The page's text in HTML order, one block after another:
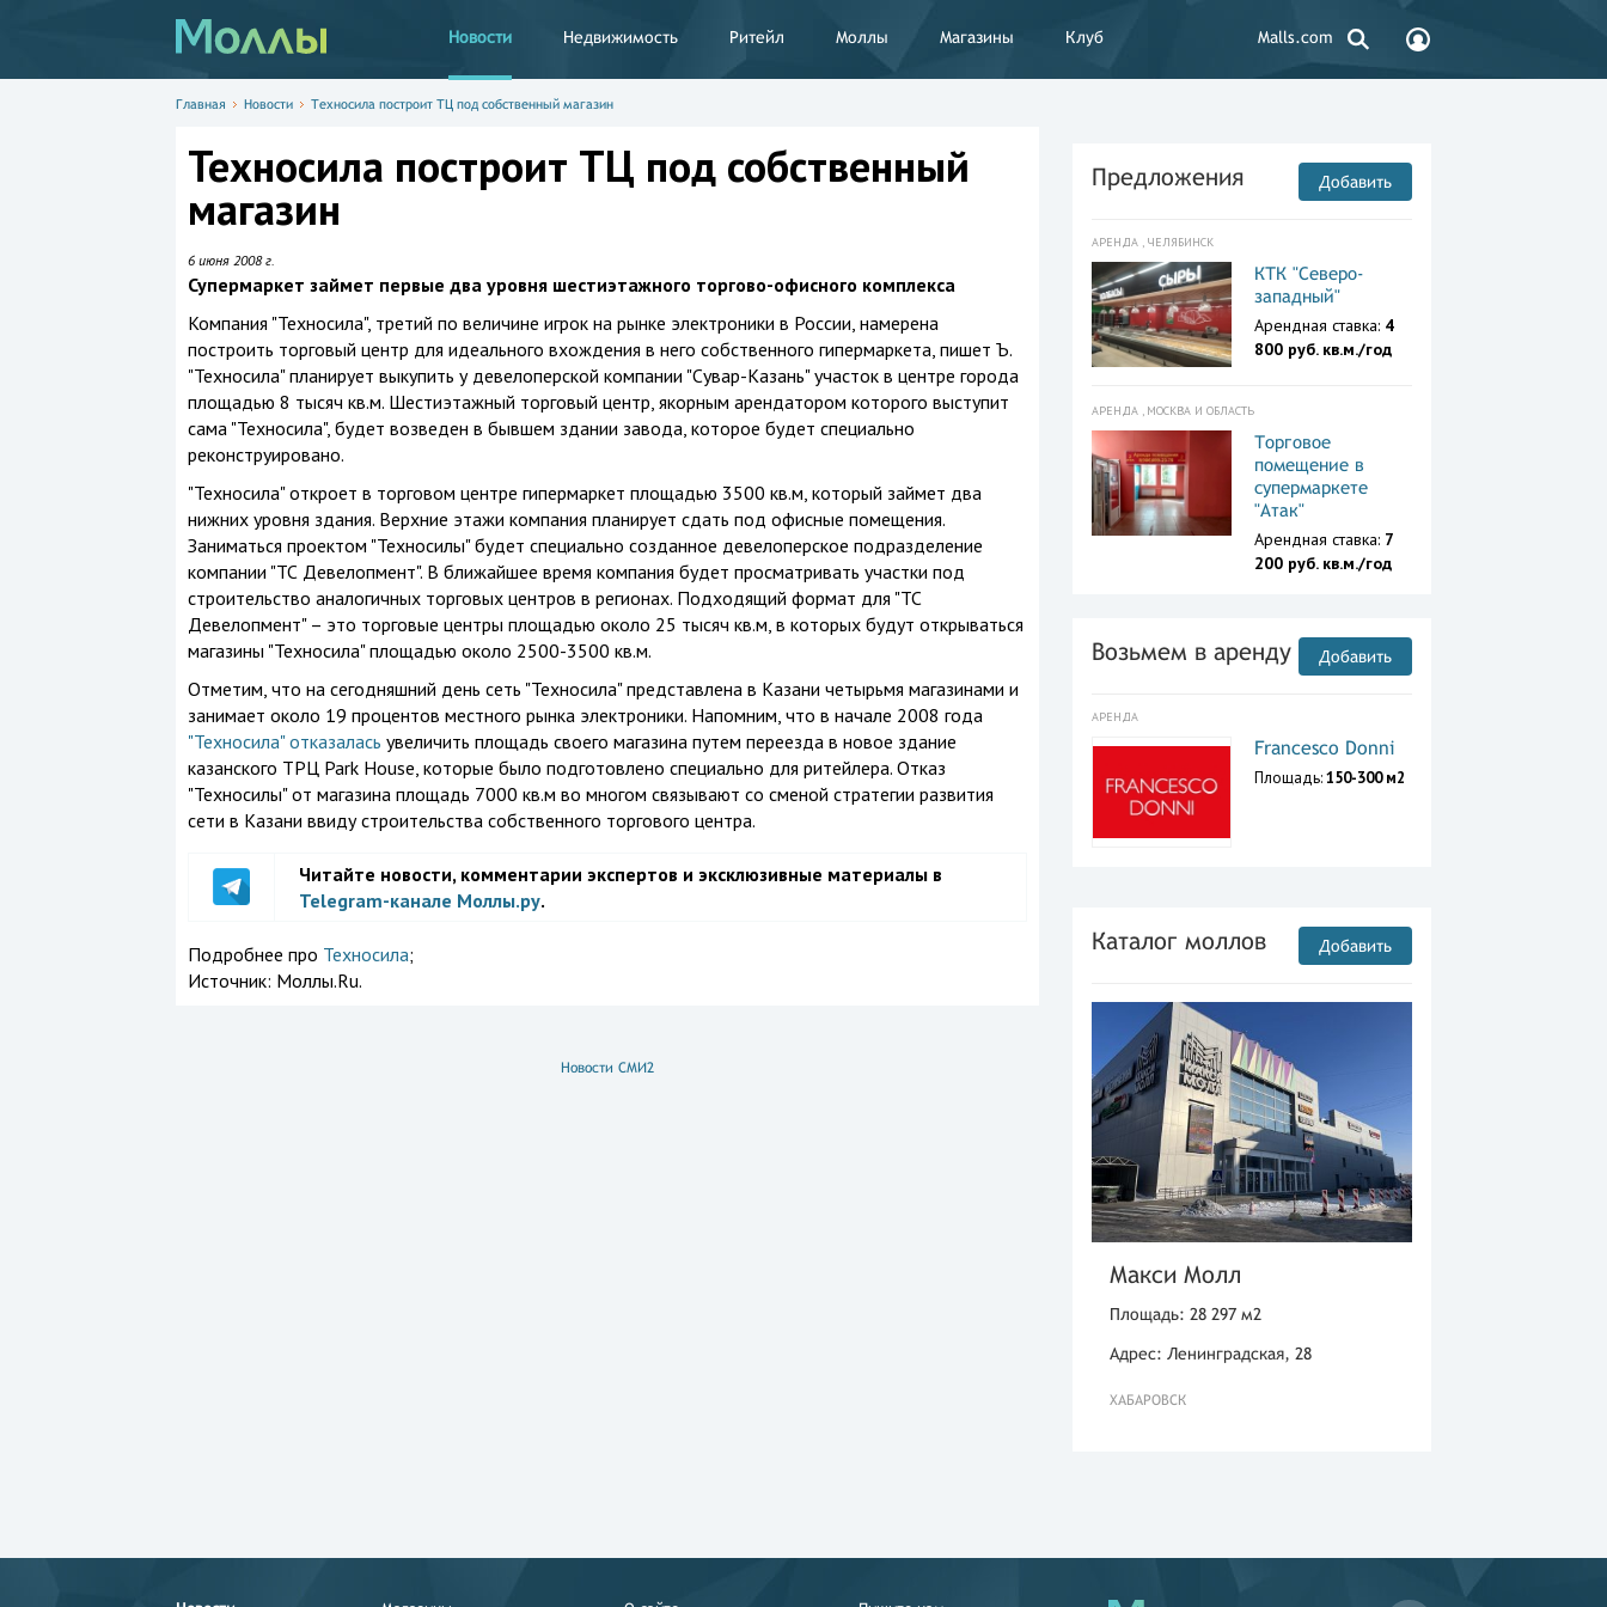
Новости Недвижимость Ритейл Моллы Магазины Клуб Malls.com
Главная Новости Техносила построит ТЦ под собственный магазин
Техносила построит ТЦ под собственный
магазин
6 июня 2008 г.
Супермаркет займет первые два уровня шестиэтажного торгово-офисного комплекса
Компания "Техносила", третий по величине игрок на рынке электроники в России, намерена
построить торговый центр для идеального вхождения в него собственного гипермаркета, пишет Ъ.
"Техносила" планирует выкупить у девелоперской компании "Сувар-Казань" участок в центре города
площадью 8 тысяч кв.м. Шестиэтажный торговый центр, якорным арендатором которого выступит
сама "Техносила", будет возведен в бывшем здании завода, которое будет специально
реконструировано.
"Техносила" откроет в торговом центре гипермаркет площадью 3500 кв.м, который займет два
нижних уровня здания. Верхние этажи компания планирует сдать под офисные помещения.
Заниматься проектом "Техносилы" будет специально созданное девелоперское подразделение
компании "ТС Девелопмент". В ближайшее время компания будет просматривать участки под
строительство аналогичных торговых центров в регионах. Подходящий формат для "ТС
Девелопмент" – это торговые центры площадью около 25 тысяч кв.м, в которых будут открываться
магазины "Техносила" площадью около 2500-3500 кв.м.
Отметим, что на сегодняшний день сеть "Техносила" представлена в Казани четырьмя магазинами и
занимает около 19 процентов местного рынка электроники. Напомним, что в начале 2008 года
"Техносила" отказалась увеличить площадь своего магазина путем переезда в новое здание
казанского ТРЦ Park House, которые было подготовлено специально для ритейлера. Отказ
"Техносилы" от магазина площадь 7000 кв.м во многом связывают со сменой стратегии развития
сети в Казани ввиду строительства собственного торгового центра.
Читайте новости, комментарии экспертов и эксклюзивные материалы в
Telegram-канале Моллы.ру.
Подробнее про Техносила;
Источник: Моллы.Ru.
Новости СМИ2
Предложения Добавить
АРЕНДА , ЧЕЛЯБИНСК
КТК "Северо-
западный"
Арендная ставка: 4
800 руб. кв.м./год
АРЕНДА , МОСКВА И ОБЛАСТЬ
Торговое
помещение в
супермаркете
"Атак"
Арендная ставка: 7
200 руб. кв.м./год
Возьмем в аренду Добавить
АРЕНДА
Francesco Donni
Площадь:150-300 м2
Каталог моллов Добавить
Макси Молл
Площадь: 28 297 м2
Адрес: Ленинградская, 28
ХАБАРОВСК